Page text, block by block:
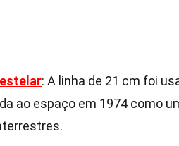
: A linha de 21 cm foi
ao espaço em 1974 como